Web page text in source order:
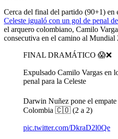
Cerca del final del partido (90+1) en
Celeste igualó con un gol de penal de
el arquero colombiano, Camilo
consecutiva en el camino al Mundial
FINAL DRAMÁTICO 😱❌
Expulsado Camilo Vargas en
penal para la Celeste
Darwin Nuñez pone el
Colombia 🇨🇴 (2 a 2)
pic.twitter.com/DkraD2l0Qe